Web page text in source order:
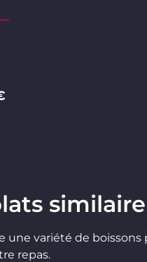
similaire
une variété de boissons
repas.